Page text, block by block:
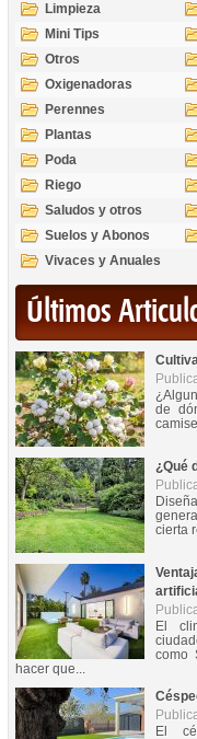
Limpieza
Mini Tips
Otros
Oxigenadoras
Perennes
Plantas
Poda
Riego
Saludos y otros
temas
Suelos y Abonos
Vivaces y Anuales
Últimos
de
¿Qué
cierta
El
como
hacer que...
El